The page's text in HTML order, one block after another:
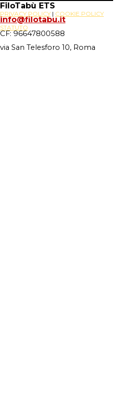
PRIVACY POLICY | COOKIE POLICY
STATUTO
FiloTabù ETS
info@filotabu.it
CF: 96647800588
via San Telesforo 10, Roma